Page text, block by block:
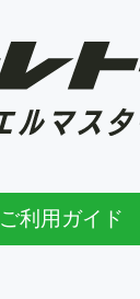
ご利用ガイド